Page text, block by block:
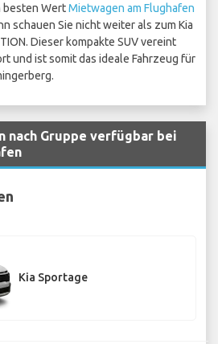
besten WertMietwagen am Flughafen
schauen Sie nicht weiter als zum Kia
Dieser kompakte SUV vereint
und ist somit das ideale Fahrzeug für
nach Gruppe verfügbar bei
Kia Sportage